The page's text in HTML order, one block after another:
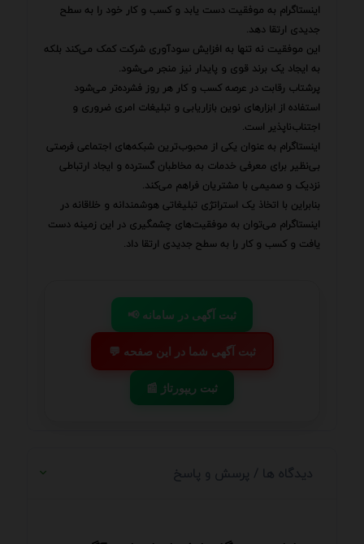
اینستاگرام به موفقیت دست یابد و کسب و کار خود را به سطح
جدیدی ارتقا دهد.
این موفقیت نه تنها به افزایش سودآوری شرکت کمک می‌کند بلکه
به ایجاد یک برند قوی و پایدار نیز منجر می‌شود.
پرشتاب رقابت در عرصه کسب و کار هر روز فشرده‌تر می‌شود
استفاده از ابزارهای نوین بازاریابی و تبلیغات امری ضروری و
اجتناب‌ناپذیر است.
اینستاگرام به عنوان یکی از محبوب‌ترین شبکه‌های اجتماعی فرصتی
بی‌نظیر برای معرفی خدمات به مخاطبان گسترده و ایجاد ارتباطی
نزدیک و صمیمی با مشتریان فراهم می‌کند.
بنابراین با اتخاذ یک استراتژی تبلیغاتی هوشمندانه و خلاقانه در
اینستاگرام می‌توان به موفقیت‌های چشمگیری در این زمینه دست
یافت و کسب و کار را به سطح جدیدی ارتقا داد.
📢 ثبت آگهی در سامانه
💬 ثبت آگهی شما در این صفحه
📰 ثبت ریپورتاژ
دیدگاه ها / پرسش و پاسخ